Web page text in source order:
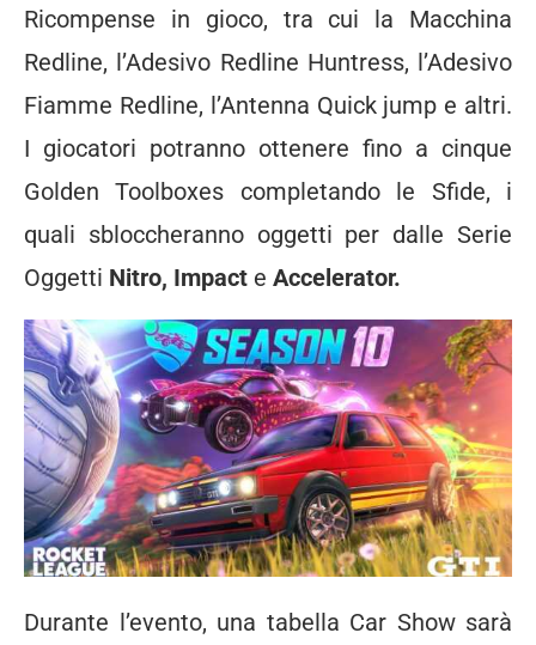
Ricompense in gioco, tra cui la Macchina
Redline, l’Adesivo Redline Huntress, l’Adesivo
Fiamme Redline, l’Antenna Quick jump e altri.
I giocatori potranno ottenere fino a cinque
Golden Toolboxes completando le Sfide, i
quali sbloccheranno oggetti per dalle Serie
Oggetti Nitro, Impact e Accelerator.
Durante l’evento, una tabella Car Show sarà